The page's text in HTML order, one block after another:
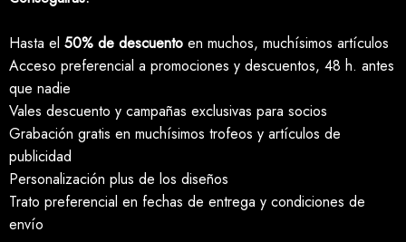
Hasta el 50% de descuento en muchos, muchísimos artículos
Acceso preferencial a promociones y descuentos, 48 h. antes
que nadie
Vales descuento y campañas exclusivas para socios
Grabación gratis en muchísimos trofeos y artículos de
publicidad
Personalización plus de los diseños
Trato preferencial en fechas de entrega y condiciones de
envío